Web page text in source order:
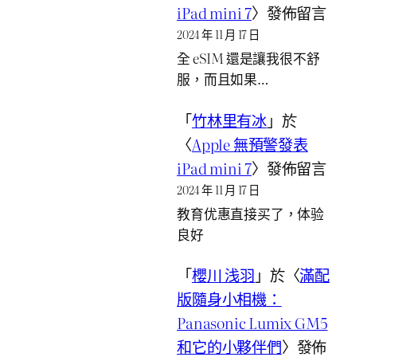
iPad mini 7〉發佈留言
2024 年 11 月 17 日
全 eSIM 還是讓我很不舒
服，而且如果…
「竹林里有冰」於
〈Apple 無預警發表
iPad mini 7〉發佈留言
2024 年 11 月 17 日
教育优惠直接买了，体验
良好
「櫻川 浅羽 」於〈滿配
版隨身小相機：
Panasonic Lumix GM5
和它的小夥伴們〉發佈